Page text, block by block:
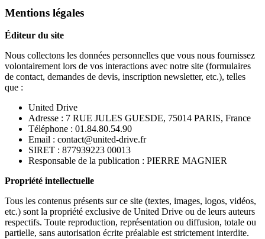
Mentions légales
Éditeur du site
Nous collectons les données personnelles que vous nous fournissez
volontairement lors de vos interactions avec notre site (formulaires
de contact, demandes de devis, inscription newsletter, etc.), telles
que :
United Drive
Adresse : 7 RUE JULES GUESDE, 75014 PARIS, France
Téléphone : 01.84.80.54.90
Email : contact@united-drive.fr
SIRET : 877939223 00013
Responsable de la publication : PIERRE MAGNIER
Propriété intellectuelle
Tous les contenus présents sur ce site (textes, images, logos, vidéos,
etc.) sont la propriété exclusive de United Drive ou de leurs auteurs
respectifs. Toute reproduction, représentation ou diffusion, totale ou
partielle, sans autorisation écrite préalable est strictement interdite.